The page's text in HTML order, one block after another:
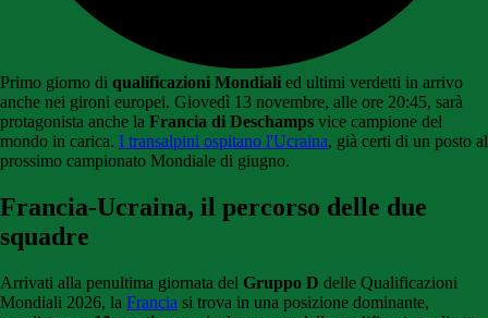
Primo giorno di qualificazioni Mondiali ed ultimi verdetti in arrivo
anche nei gironi europei. Giovedì 13 novembre, alle ore 20:45, sarà
protagonista anche la Francia di Deschamps vice campione del
mondo in carica. I transalpini ospitano l'Ucraina, già certi di un posto al
prossimo campionato Mondiale di giugno.
Francia-Ucraina, il percorso delle due
squadre
Arrivati alla penultima giornata del Gruppo D delle Qualificazioni
Mondiali 2026, la Francia si trova in una posizione dominante,